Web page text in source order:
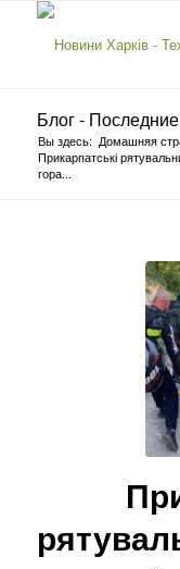
Блог -
Вы здесь: Домашняя
Прикарпатські
гора...